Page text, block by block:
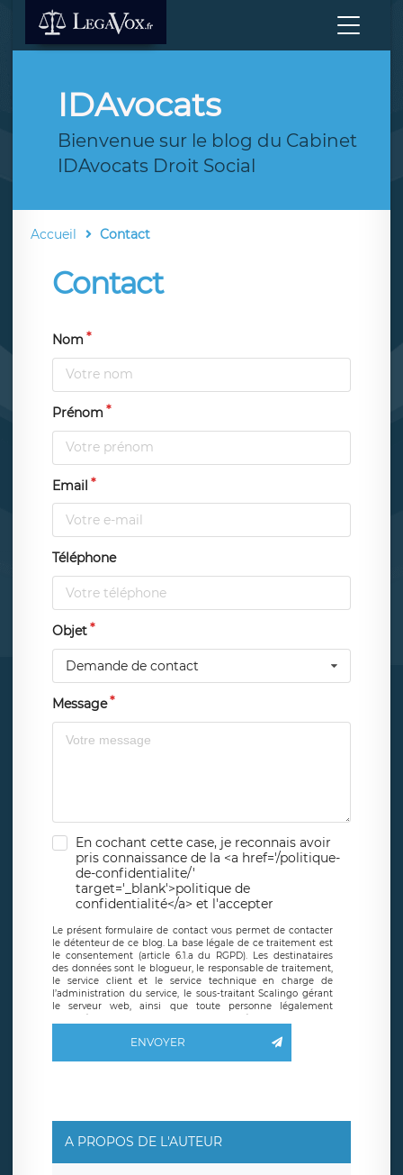
IDAvocats
Bienvenue sur le blog du Cabinet
IDAvocats Droit Social
Accueil Contact
Contact
Nom
Prénom
Email
Téléphone
Objet
Demande de contact
Message
En cochant cette case, je reconnais avoir
pris connaissance de la <a href='/politique-
de-confidentialite/'
target='_blank'>politique de
confidentialité</a> et l'accepter
Le présent formulaire de contact vous permet de contacter
le détenteur de ce blog. La base légale de ce traitement est
le consentement (article 6.1.a du RGPD). Les destinataires
des données sont le blogueur, le responsable de traitement,
le service client et le service technique en charge de
l’administration du service, le sous-traitant Scalingo gérant
le serveur web, ainsi que toute personne légalement
autorisée. Le formulaire de contact à destination du
basé en France et offrant des
clauses de protection
limitation du traitement relatif à vos données à caractère
données. Vous pouvez exercer ces droits auprès du délégué
ENVOYER
A PROPOS DE L'AUTEUR